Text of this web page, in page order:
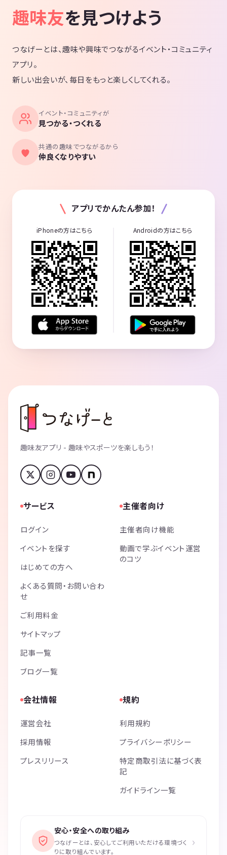
趣味友を見つけよう
つなげーとは、趣味や興味でつながるイベント・コミュニティ
アプリ。
新しい出会いが、毎日をもっと楽しくしてくれる。
イベント・コミュニティが
見つかる・つくれる
共通の趣味でつながるから
仲良くなりやすい
アプリでかんたん参加！
iPhoneの方はこちら Androidの方はこちら
趣味友アプリ - 趣味やスポーツを楽しもう！
サービス
ログイン
イベントを探す
はじめての方へ
よくある質問・お問い合わ
せ
ご利用料金
サイトマップ
記事一覧
ブログ一覧
主催者向け
主催者向け機能
動画で学ぶイベント運営
のコツ
会社情報
運営会社
採用情報
プレスリリース
規約
利用規約
プライバシーポリシー
特定商取引法に基づく表
記
ガイドライン一覧
安心・安全への取り組み
つなげーとは、安心してご利用いただける環境づく
りに取り組んでいます。
›